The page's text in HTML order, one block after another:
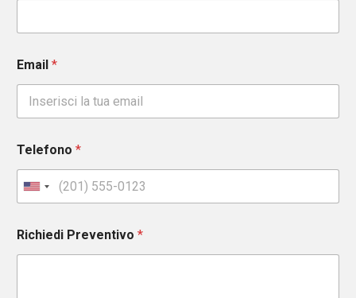
Email *
Telefono *
U
n
t
e
Richiedi Preventivo *